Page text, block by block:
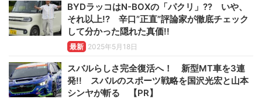
BYDラッコはN-BOXの「パクリ」?? いや、
それ以上!? 辛口”正直”評論家が徹底チェック
して分かった隠れた真価!!
最新 2025年5月18日
スバルらしさ完全復活へ！ 新型MT車を3連
発!! スバルのスポーツ戦略を国沢光宏と山本
シンヤが斬る 【PR】